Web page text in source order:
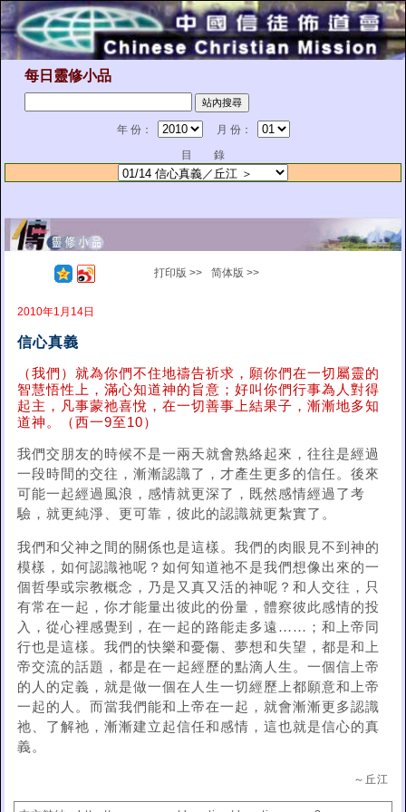
每日靈修小品
年 份：
月 份：
目 錄
打印版 >> 简体版 >>
2010年1月14日
信心真義
（我們）就為你們不住地禱告祈求，願你們在一切屬靈的
智慧悟性上，滿心知道神的旨意；好叫你們行事為人對得
起主，凡事蒙祂喜悅，在一切善事上結果子，漸漸地多知
道神。（西一9至10）
我們交朋友的時候不是一兩天就會熟絡起來，往往是經過
一段時間的交往，漸漸認識了，才產生更多的信任。後來
可能一起經過風浪，感情就更深了，既然感情經過了考
驗，就更純淨、更可靠，彼此的認識就更紮實了。
我們和父神之間的關係也是這樣。我們的肉眼見不到神的
模樣，如何認識祂呢？如何知道祂不是我們想像出來的一
個哲學或宗教概念，乃是又真又活的神呢？和人交往，只
有常在一起，你才能量出彼此的份量，體察彼此感情的投
入，從心裡感覺到，在一起的路能走多遠……；和上帝同
行也是這樣。我們的快樂和憂傷、夢想和失望，都是和上
帝交流的話題，都是在一起經歷的點滴人生。一個信上帝
的人的定義，就是做一個在人生一切經歷上都願意和上帝
一起的人。而當我們能和上帝在一起，就會漸漸更多認識
祂、了解祂，漸漸建立起信任和感情，這也就是信心的真
義。
～丘江